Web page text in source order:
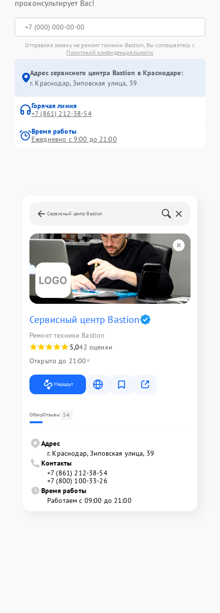
проконсультирует Вас!
Отправляя заявку на ремонт техники Bastion, Вы соглашаетесь с
Политикой конфиденциальности
Адрес сервисного центра Bastion в Краснодаре:
г. Краснодар, Зиповская улица, 39
Горячая линия
+7 (861) 212-38-54
Время работы
Ежедневно с 9:00 до 21:00
Сервисный центр Bastion
Сервисный центр Bastion
Ремонт техники Bastion
5,042 оценки
Открыто до 21:00
Маршрут
ОбзорОтзывы 54
Адрес
г. Краснодар, Зиповская улица, 39
Контакты
+7 (861) 212-38-54
+7 (800) 100-33-26
Время работы
Работаем с 09:00 до 21:00